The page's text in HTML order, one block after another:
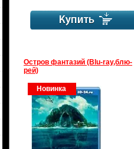
Остров фантазий (Blu-ray,блю-
рей)
Новинка